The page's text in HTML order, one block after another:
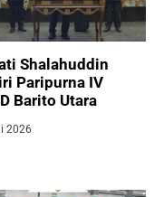
Shalahuddin
Paripurna IV
Barito Utara
2026